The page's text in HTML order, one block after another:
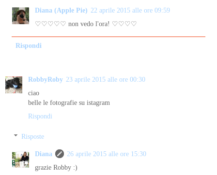
Diana (Apple Pie) 22 aprile 2015 alle ore 09:59
♡♡♡♡♡ non vedo l'ora! ♡♡♡♡
Rispondi
RobbyRoby 23 aprile 2015 alle ore 00:30
ciao
belle le fotografie su istagram
Rispondi
Risposte
Diana
26 aprile 2015 alle ore 15:30
grazie Robby :)